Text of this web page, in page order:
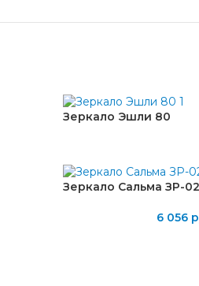
Зеркало Эшли 80
Зеркало Сальма ЗР-
6 056